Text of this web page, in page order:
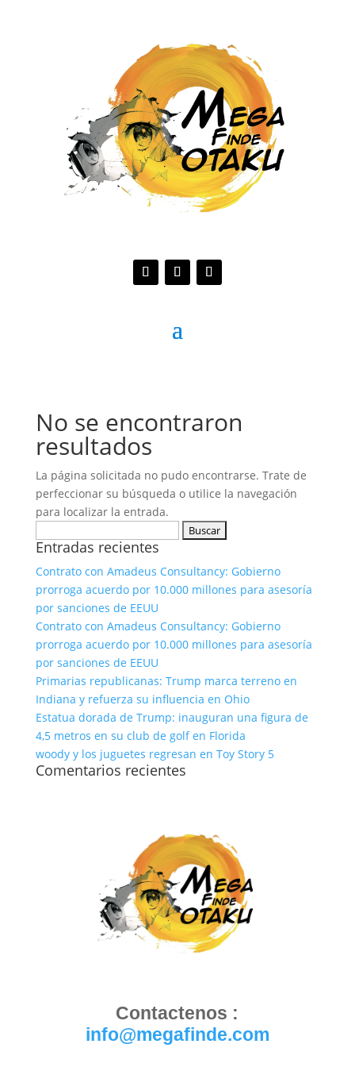
No se encontraron
resultados
La página solicitada no pudo encontrarse. Trate de
perfeccionar su búsqueda o utilice la navegación
para localizar la entrada.
Entradas recientes
Contrato con Amadeus Consultancy: Gobierno
prorroga acuerdo por 10.000 millones para asesoría
por sanciones de EEUU
Contrato con Amadeus Consultancy: Gobierno
prorroga acuerdo por 10.000 millones para asesoría
por sanciones de EEUU
Primarias republicanas: Trump marca terreno en
Indiana y refuerza su influencia en Ohio
Estatua dorada de Trump: inauguran una figura de
4,5 metros en su club de golf en Florida
woody y los juguetes regresan en Toy Story 5
Comentarios recientes
Contactenos :
info@megafinde.com